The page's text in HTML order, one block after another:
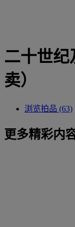
二十世纪
卖）
浏览拍品 (63)
更多精彩内